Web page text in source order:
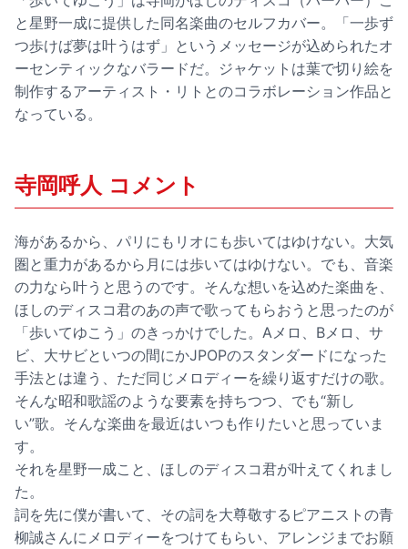
と星野一成に提供した同名楽曲のセルフカバー。「一歩ず
つ歩けば夢は叶うはず」というメッセージが込められたオ
ーセンティックなバラードだ。ジャケットは葉で切り絵を
制作するアーティスト・リトとのコラボレーション作品と
なっている。
寺岡呼人 コメント
海があるから、パリにもリオにも歩いてはゆけない。大気
圏と重力があるから月には歩いてはゆけない。でも、音楽
の力なら叶うと思うのです。そんな想いを込めた楽曲を、
ほしのディスコ君のあの声で歌ってもらおうと思ったのが
「歩いてゆこう」のきっかけでした。Aメロ、Bメロ、サ
ビ、大サビといつの間にかJPOPのスタンダードになった
手法とは違う、ただ同じメロディーを繰り返すだけの歌。
そんな昭和歌謡のような要素を持ちつつ、でも“新し
い”歌。そんな楽曲を最近はいつも作りたいと思っていま
す。
それを星野一成こと、ほしのディスコ君が叶えてくれまし
た。
詞を先に僕が書いて、その詞を大尊敬するピアニストの青
柳誠さんにメロディーをつけてもらい、アレンジまでお願